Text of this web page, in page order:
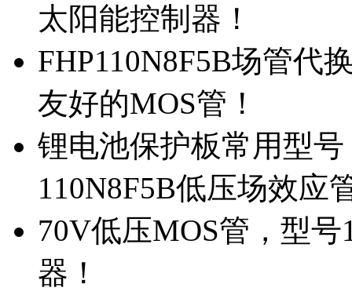
太阳能控制器！
FHP110N8F5B场管代
友好的MOS管！
锂电池保护板常用型
110N8F5B低压场效应
70V低压MOS管，型
器！